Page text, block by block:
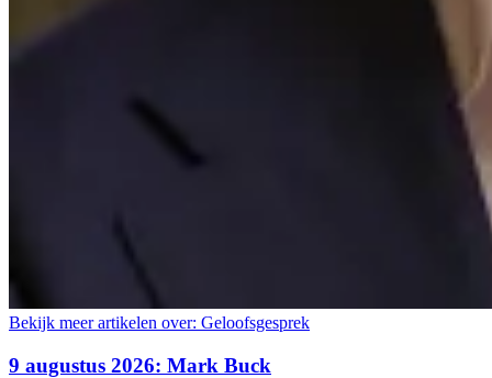
Bekijk meer artikelen over: Geloofsgesprek
9 augustus 2026: Mark Buck